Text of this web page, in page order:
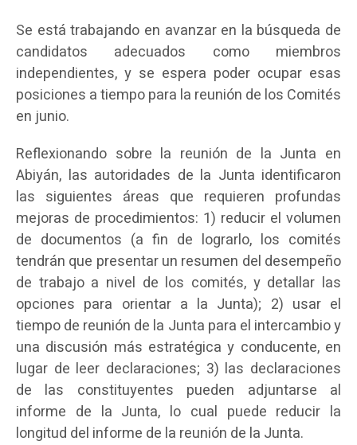
Se está trabajando en avanzar en la búsqueda de
candidatos adecuados como miembros
independientes, y se espera poder ocupar esas
posiciones a tiempo para la reunión de los Comités
en junio.
Reflexionando sobre la reunión de la Junta en
Abiyán, las autoridades de la Junta identificaron
las siguientes áreas que requieren profundas
mejoras de procedimientos: 1) reducir el volumen
de documentos (a fin de lograrlo, los comités
tendrán que presentar un resumen del desempeño
de trabajo a nivel de los comités, y detallar las
opciones para orientar a la Junta); 2) usar el
tiempo de reunión de la Junta para el intercambio y
una discusión más estratégica y conducente, en
lugar de leer declaraciones; 3) las declaraciones
de las constituyentes pueden adjuntarse al
informe de la Junta, lo cual puede reducir la
longitud del informe de la reunión de la Junta.